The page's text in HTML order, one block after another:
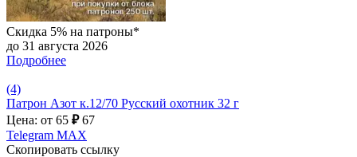
Скидка 5% на патроны*
до 31 августа 2026
Подробнее
(4)
Патрон Азот к.12/70 Русский охотник 32 г
Цена: от 65 ₽ 67
Telegram MAX
Скопировать ссылку